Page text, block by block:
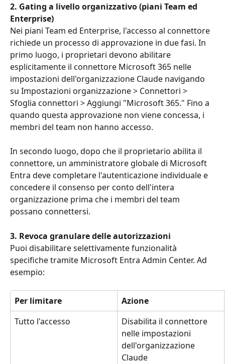
2. Gating a livello organizzativo (piani Team ed
Enterprise)
Nei piani Team ed Enterprise, l'accesso al connettore
richiede un processo di approvazione in due fasi. In
primo luogo, i proprietari devono abilitare
esplicitamente il connettore Microsoft 365 nelle
impostazioni dell'organizzazione Claude navigando
su Impostazioni organizzazione > Connettori >
Sfoglia connettori > Aggiungi "Microsoft 365." Fino a
quando questa approvazione non viene concessa, i
membri del team non hanno accesso.
In secondo luogo, dopo che il proprietario abilita il
connettore, un amministratore globale di Microsoft
Entra deve completare l'autenticazione individuale e
concedere il consenso per conto dell'intera
organizzazione prima che i membri del team
possano connettersi.
3. Revoca granulare delle autorizzazioni
Puoi disabilitare selettivamente funzionalità
specifiche tramite Microsoft Entra Admin Center. Ad
esempio:
Per limitare
Azione
Tutto l'accesso
Disabilita il connettore
nelle impostazioni
dell'organizzazione
Claude